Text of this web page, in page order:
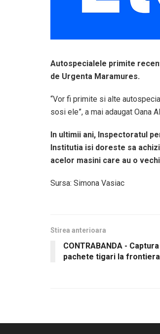
Autospecialele primite
de Urgenta Maramures.
“Vor fi primite si alte
sosi ele”, a mai adaugat Oana
In ultimii ani, Inspectoratul
Institutia isi doreste sa
acelor masini care au o
Sursa: Simona Vasiac
Stirea anterioara
CONTRABANDA -
pachete tigari la